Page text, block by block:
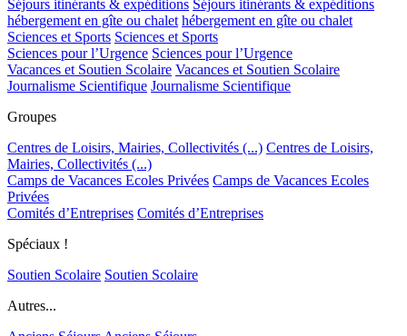
Séjours itinérants & expéditions Séjours itinérants & expéditions
hébergement en gîte ou chalet hébergement en gîte ou chalet
Sciences et Sports Sciences et Sports
Sciences pour l’Urgence Sciences pour l’Urgence
Vacances et Soutien Scolaire Vacances et Soutien Scolaire
Journalisme Scientifique Journalisme Scientifique
Groupes
Centres de Loisirs, Mairies, Collectivités (...) Centres de Loisirs,
Mairies, Collectivités (...)
Camps de Vacances Ecoles Privées Camps de Vacances Ecoles
Privées
Comités d’Entreprises Comités d’Entreprises
Spéciaux !
Soutien Scolaire Soutien Scolaire
Autres...